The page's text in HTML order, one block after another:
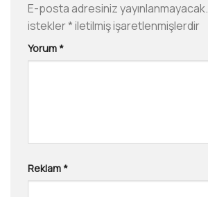
E-posta adresiniz yayınlanmayacak.
istekler*iletilmiş işaretlenmişlerdir
Yorum *
Reklam *